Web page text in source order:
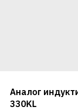
Аналог
330KL